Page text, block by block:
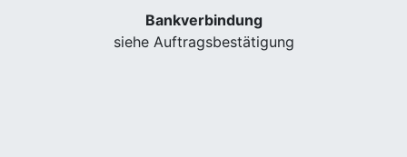
Bankverbindung
siehe Auftragsbestätigung